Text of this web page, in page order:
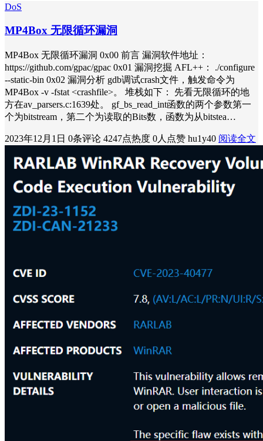
DoS
MP4Box 无限循环漏洞
MP4Box 无限循环漏洞 0x00 前言 漏洞软件地址：
https://github.com/gpac/gpac 0x01 漏洞挖掘 AFL++： ./configure
--static-bin 0x02 漏洞分析 gdb调试crash文件，触发命令为
MP4Box -v -fstat <crashfile>。 堆栈如下： 先看无限循环的地
方在av_parsers.c:1639处。 gf_bs_read_int函数的两个参数第一
个为bitstream，第二个为读取的Bits数，函数为从bitstea…
2023年12月1日 0条评论 4247点热度 0人点赞 hu1y40 阅读全文